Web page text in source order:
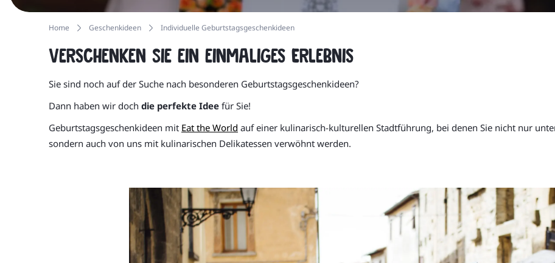
Home Geschenkideen Individuelle Geburtstagsgeschenkideen
Verschenken Sie ein einmaliges Erlebnis
Sie sind noch auf der Suche nach besonderen Geburtstagsgeschenkideen?
Dann haben wir doch die perfekte Idee für Sie!
Geburtstagsgeschenkideen mit Eat the World auf einer kulinarisch-kulturellen Stadtführung, bei denen Sie nicht nur
sondern auch von uns mit kulinarischen Delikatessen verwöhnt werden.